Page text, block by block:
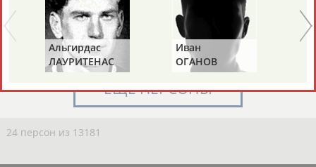
Камалудин
АБДУЛДАУДОВ
Абдула
АБДУЛЖАЛИЛОВ
Магомед
АБДУЛКАГИРОВ
Назир
АБДУЛЛАЕВ
24 персон из 13181
ЕЩЁ ПЕРСОНЫ
Альгирдас
ЛАУРИТЕНАС
Иван
ОГАНОВ